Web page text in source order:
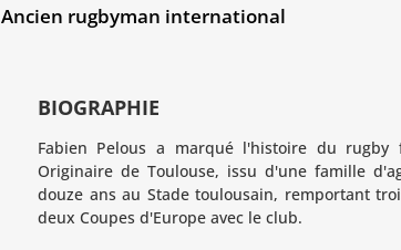
Ancien rugbyman international
BIOGRAPHIE
Fabien Pelous a marqué l'histoire du rugby
Originaire de Toulouse, issu d'une famille
douze ans au Stade toulousain, remportant
deux Coupes d'Europe avec le club.